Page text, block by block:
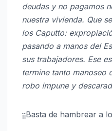
deudas y no pagamos
nuestra vivienda. Que
los Caputto:
pasando a manos del
sus trabajadores. Ese
termine tanto manoseo
robo impune y
¡¡Basta de hambrear a